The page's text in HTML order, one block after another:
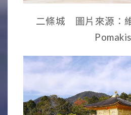
二條城 圖片來源：
Pomakis